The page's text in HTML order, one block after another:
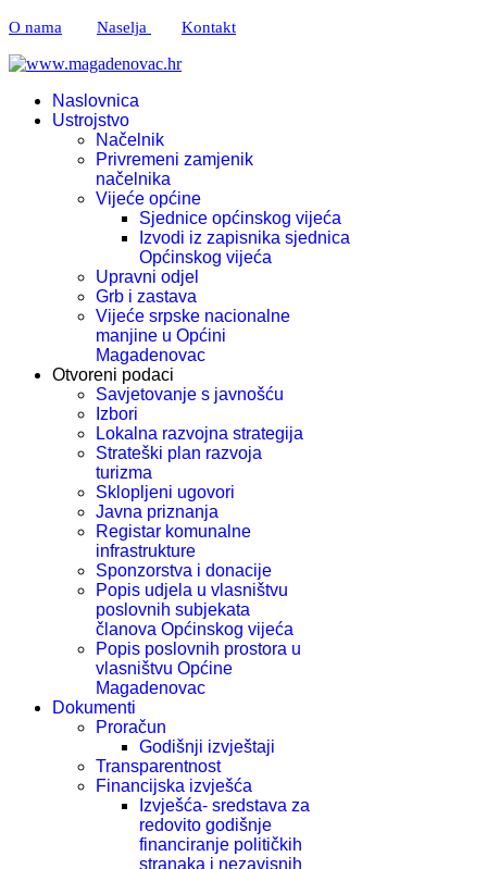
O nama Naselja Kontakt
Naslovnica
Ustrojstvo
Načelnik
Privremeni zamjenik
načelnika
Vijeće općine
Sjednice općinskog vijeća
Izvodi iz zapisnika sjednica
Općinskog vijeća
Upravni odjel
Grb i zastava
Vijeće srpske nacionalne
manjine u Općini
Magadenovac
Otvoreni podaci
Savjetovanje s javnošću
Izbori
Lokalna razvojna strategija
Strateški plan razvoja
turizma
Sklopljeni ugovori
Javna priznanja
Registar komunalne
infrastrukture
Sponzorstva i donacije
Popis udjela u vlasništvu
poslovnih subjekata
članova Općinskog vijeća
Popis poslovnih prostora u
vlasništvu Općine
Magadenovac
Dokumenti
Proračun
Godišnji izvještaji
Transparentnost
Financijska izvješća
Izvješća- sredstava za
redovito godišnje
financiranje političkih
stranaka i nezavisnih